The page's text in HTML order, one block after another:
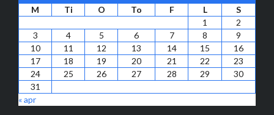
M
Ti O To F L
S
1
2
3
4 5 6 7 8
9
10
11 12 13 14 15
16
17
18 19 20 21 22
23
24
25 26 27 28 29
30
31
« apr